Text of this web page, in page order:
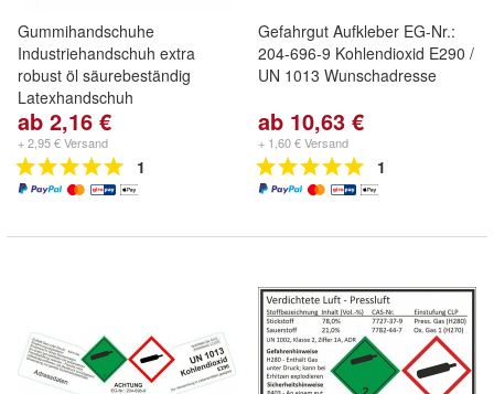
Gummihandschuhe
Industriehandschuh extra
robust öl säurebeständig
Latexhandschuh
ab 2,16 €
+ 2,95 € Versand
1
Gefahrgut Aufkleber EG-Nr.:
204-696-9 Kohlendioxid E290 /
UN 1013 Wunschadresse
ab 10,63 €
+ 1,60 € Versand
1